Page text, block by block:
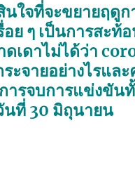
นใจที่จะขยายฤดู
อย ๆ เป็นการสะท้
ดเดาไม่ได้ว่า
ะจายอย่างไรแล
ารจบการแข่งขัน
นที่ 30 มิถุนายน